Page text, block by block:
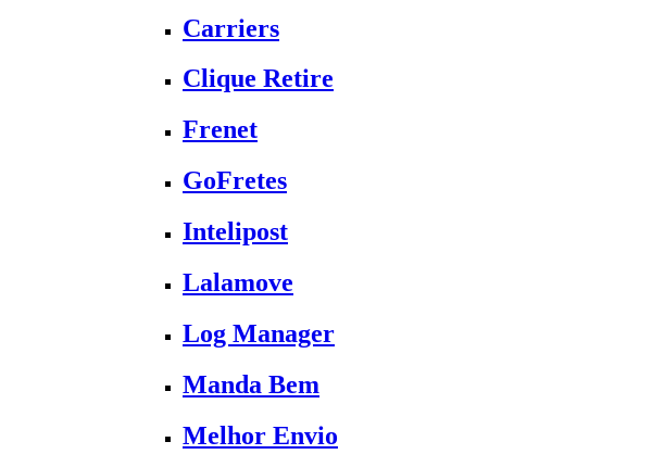
Carriers
Clique Retire
Frenet
GoFretes
Intelipost
Lalamove
Log Manager
Manda Bem
Melhor Envio